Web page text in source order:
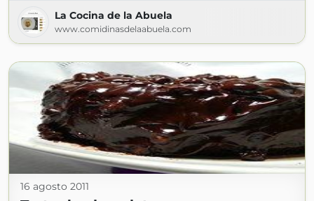
La Cocina de la Abuela
www.comidinasdelaabuela.com
16 agosto 2011